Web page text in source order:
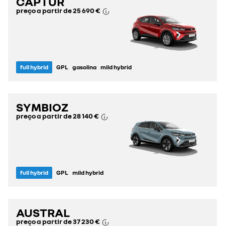
preço a partir de25 690 €
full hybrid GPL gasolina mild hybrid
SYMBIOZ
preço a partir de28 140 €
full hybrid GPL mild hybrid
AUSTRAL
preço a partir de37 230 €